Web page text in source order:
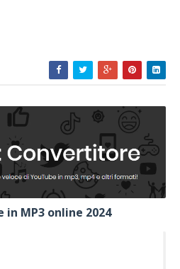
in MP3 online 2024